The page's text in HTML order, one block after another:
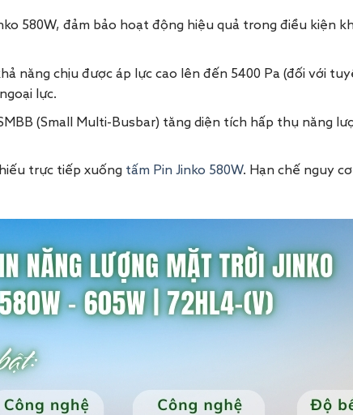
580W, đảm bảo hoạt động hiệu quả trong điều kiện
năng chịu được áp lực cao lên đến 5400 Pa (đối với
lực.
(Small Multi-Busbar) tăng diện tích hấp thụ năng
trực tiếp xuống tấm Pin Jinko 580W. Hạn chế nguy